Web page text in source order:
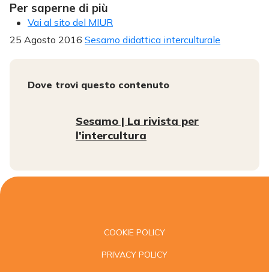
Per saperne di più
Vai al sito del MIUR
25 Agosto 2016 Sesamo didattica interculturale
Dove trovi questo contenuto
Sesamo | La rivista per
l'intercultura
COOKIE POLICY
PRIVACY POLICY